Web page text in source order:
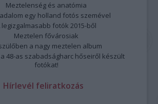
Meztelenség és anatómia
egy holland fotós szemével
legizgalmasabb fotók 2015-ből
Meztelen fővárosiak
a nagy meztelen album
48-as szabadságharc hőseiről készült
fotókat!
Hírlevél feliratkozás